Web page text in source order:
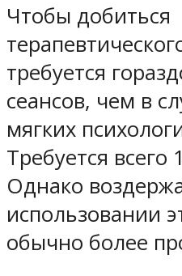
Чтобы добиться
требуется
сеансов, чем в
мягких
Требуется всего
Однако
использовании
обычно более